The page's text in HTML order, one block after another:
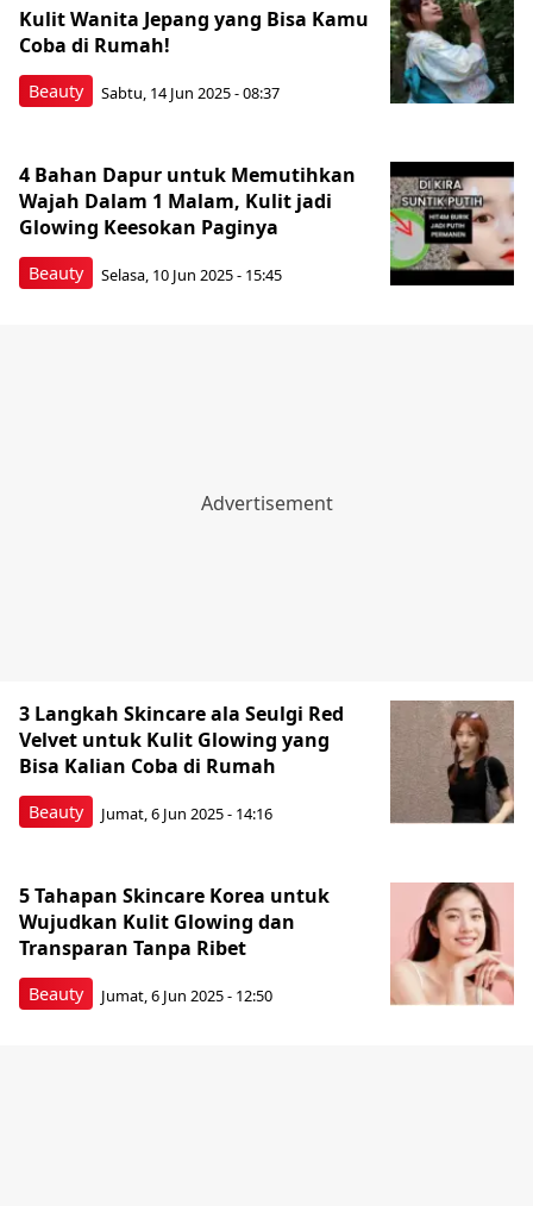
Beauty
Kulit Wanita Jepang yang Bisa Kamu
Coba di Rumah!
Sabtu, 14 Jun 2025 - 08:37
Beauty
4 Bahan Dapur untuk Memutihkan
Wajah Dalam 1 Malam, Kulit jadi
Glowing Keesokan Paginya
Selasa, 10 Jun 2025 - 15:45
Beauty
3 Langkah Skincare ala Seulgi Red
Velvet untuk Kulit Glowing yang
Bisa Kalian Coba di Rumah
Jumat, 6 Jun 2025 - 14:16
Beauty
5 Tahapan Skincare Korea untuk
Wujudkan Kulit Glowing dan
Transparan Tanpa Ribet
Jumat, 6 Jun 2025 - 12:50